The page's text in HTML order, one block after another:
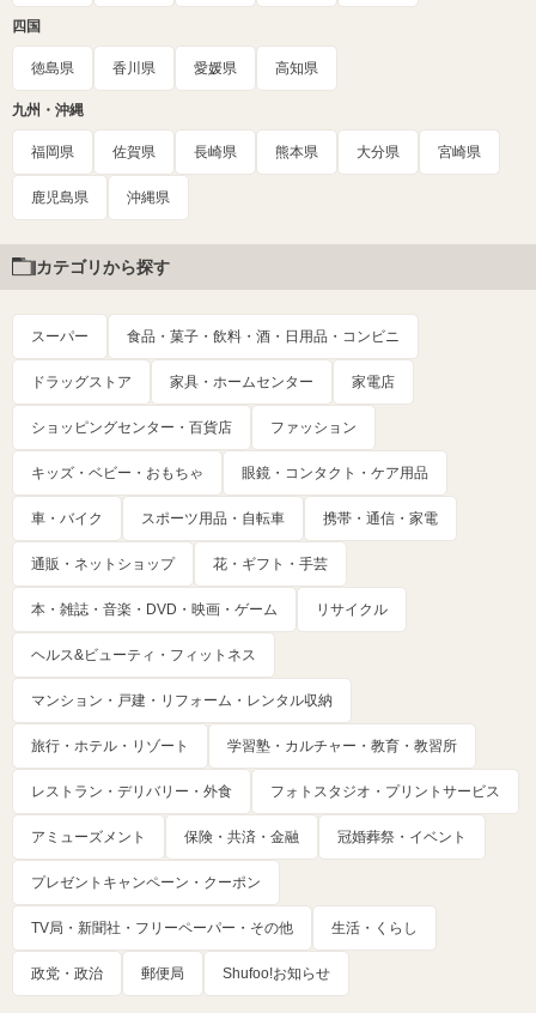
四国
徳島県 香川県 愛媛県 高知県
九州・沖縄
福岡県 佐賀県 長崎県 熊本県 大分県 宮崎県
鹿児島県 沖縄県
カテゴリから探す
スーパー 食品・菓子・飲料・酒・日用品・コンビニ
ドラッグストア 家具・ホームセンター 家電店
ショッピングセンター・百貨店 ファッション
キッズ・ベビー・おもちゃ 眼鏡・コンタクト・ケア用品
車・バイク スポーツ用品・自転車 携帯・通信・家電
通販・ネットショップ 花・ギフト・手芸
本・雑誌・音楽・DVD・映画・ゲーム リサイクル
ヘルス&ビューティ・フィットネス
マンション・戸建・リフォーム・レンタル収納
旅行・ホテル・リゾート 学習塾・カルチャー・教育・教習所
レストラン・デリバリー・外食 フォトスタジオ・プリントサービス
アミューズメント 保険・共済・金融 冠婚葬祭・イベント
プレゼントキャンペーン・クーポン
TV局・新聞社・フリーペーパー・その他 生活・くらし
政党・政治 郵便局 Shufoo!お知らせ